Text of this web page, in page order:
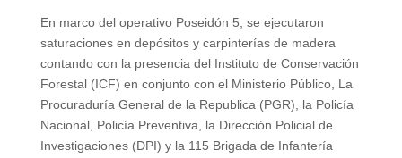
En marco del operativo Poseidón 5, se ejecutaron
saturaciones en depósitos y carpinterías de madera
contando con la presencia del Instituto de Conservación
Forestal (ICF) en conjunto con el Ministerio Público, La
Procuraduría General de la Republica (PGR), la Policía
Nacional, Policía Preventiva, la Dirección Policial de
Investigaciones (DPI) y la 115 Brigada de Infantería